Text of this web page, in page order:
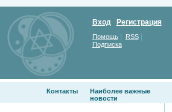
Вход Регистрация
Помощь| RSS|
Подписка
Контакты
Наиболее важные
новости